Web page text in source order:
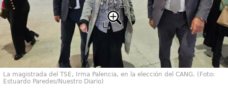
La magistrada del TSE, Irma Palencia, en la elección del CANG. (Foto:
Estuardo Paredes/Nuestro Diario)